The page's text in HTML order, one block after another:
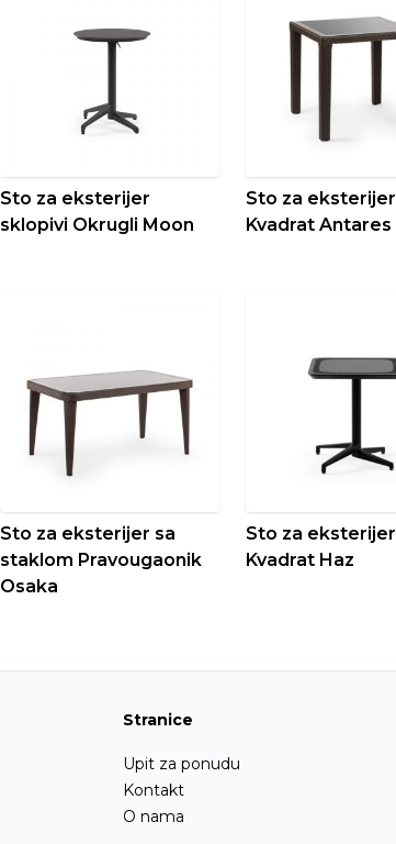
Sto za eksterijer
sklopivi Okrugli Moon
Sto za eksterijer
Kvadrat Antares
Sto za eksterijer sa
staklom Pravougaonik
Osaka
Sto za eksterijer
Kvadrat Haz
Stranice
Upit za ponudu
Kontakt
O nama